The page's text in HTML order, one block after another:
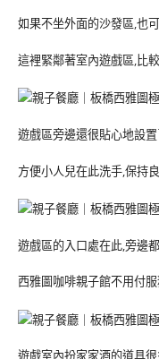
如果不坐外面的沙發區,也
這裡緊鄰著室內遊戲區,比
遊戲區旁邊還很貼心地設
方便小人兒在此洗手,保持
遊戲區的入口處在此,旁邊
西雅圖咖啡親子館不用付
遊戲室內扮家家酒的道具